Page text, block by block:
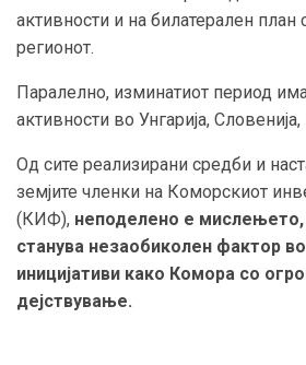
активности и на билатерален
регионот.
Паралелно, изминатиот период
активности во Унгарија, Словенија,
Од сите реализирани средби и
земјите членки на Коморскиот
(КИФ), неподелено е
станува незаобиколен фактор
иницијативи како Комора со
дејствување.